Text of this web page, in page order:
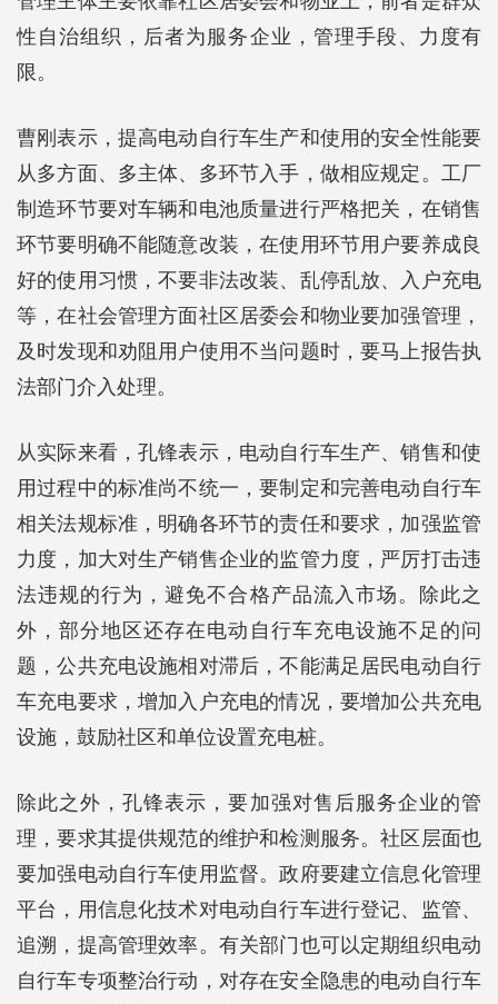
性自治组织，后者为服务企业，管理手段、力度有
限。
曹刚表示，提高电动自行车生产和使用的安全性能要
从多方面、多主体、多环节入手，做相应规定。工厂
制造环节要对车辆和电池质量进行严格把关，在销售
环节要明确不能随意改装，在使用环节用户要养成良
好的使用习惯，不要非法改装、乱停乱放、入户充电
等，在社会管理方面社区居委会和物业要加强管理，
及时发现和劝阻用户使用不当问题时，要马上报告执
法部门介入处理。
从实际来看，孔锋表示，电动自行车生产、销售和使
用过程中的标准尚不统一，要制定和完善电动自行车
相关法规标准，明确各环节的责任和要求，加强监管
力度，加大对生产销售企业的监管力度，严厉打击违
法违规的行为，避免不合格产品流入市场。除此之
外，部分地区还存在电动自行车充电设施不足的问
题，公共充电设施相对滞后，不能满足居民电动自行
车充电要求，增加入户充电的情况，要增加公共充电
设施，鼓励社区和单位设置充电桩。
除此之外，孔锋表示，要加强对售后服务企业的管
理，要求其提供规范的维护和检测服务。社区层面也
要加强电动自行车使用监督。政府要建立信息化管理
平台，用信息化技术对电动自行车进行登记、监管、
追溯，提高管理效率。有关部门也可以定期组织电动
自行车专项整治行动，对存在安全隐患的电动自行车